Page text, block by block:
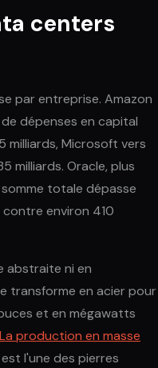
centers
par entreprise. Amazon
dépenses en capital
milliards, Microsoft vers
milliards. Oracle, plus
totale dépasse
environ 410
abstraite ni en
transforme en acier pour
et en mégawatts
La production en masse
est l'une des pierres